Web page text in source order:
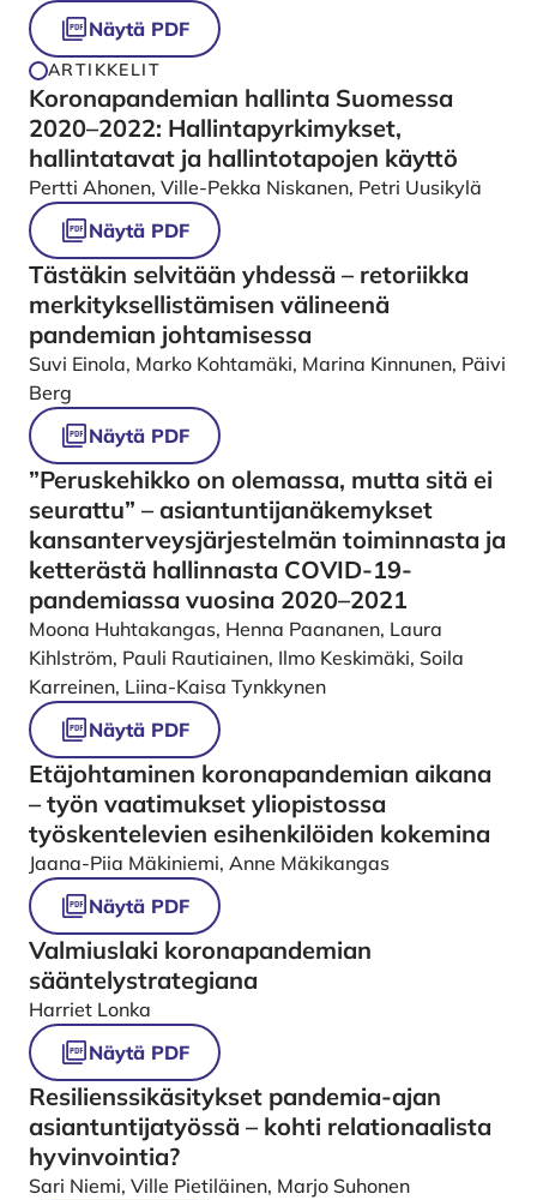
Näytä PDF
ARTIKKELIT
Koronapandemian hallinta Suomessa
2020–2022: Hallintapyrkimykset,
hallintatavat ja hallintotapojen käyttö
Pertti Ahonen, Ville-Pekka Niskanen, Petri Uusikylä
Näytä PDF
Tästäkin selvitään yhdessä – retoriikka
merkityksellistämisen välineenä
pandemian johtamisessa
Suvi Einola, Marko Kohtamäki, Marina Kinnunen, Päivi
Berg
Näytä PDF
”Peruskehikko on olemassa, mutta sitä ei
seurattu” – asiantuntijanäkemykset
kansanterveysjärjestelmän toiminnasta ja
ketterästä hallinnasta COVID-19-
pandemiassa vuosina 2020–2021
Moona Huhtakangas, Henna Paananen, Laura
Kihlström, Pauli Rautiainen, Ilmo Keskimäki, Soila
Karreinen, Liina-Kaisa Tynkkynen
Näytä PDF
Etäjohtaminen koronapandemian aikana
– työn vaatimukset yliopistossa
työskentelevien esihenkilöiden kokemina
Jaana-Piia Mäkiniemi, Anne Mäkikangas
Näytä PDF
Valmiuslaki koronapandemian
sääntelystrategiana
Harriet Lonka
Näytä PDF
Resilienssikäsitykset pandemia-ajan
asiantuntijatyössä – kohti relationaalista
hyvinvointia?
Sari Niemi, Ville Pietiläinen, Marjo Suhonen